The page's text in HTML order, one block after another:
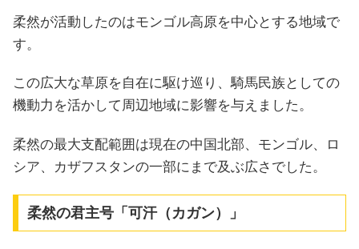
柔然が活動したのはモンゴル高原を中心とする地域で
す。
この広大な草原を自在に駆け巡り、騎馬民族としての
機動力を活かして周辺地域に影響を与えました。
柔然の最大支配範囲は現在の中国北部、モンゴル、ロ
シア、カザフスタンの一部にまで及ぶ広さでした。
柔然の君主号「可汗（カガン）」